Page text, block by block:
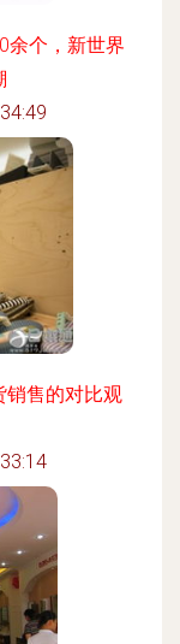
余个，新世界
销售的对比观